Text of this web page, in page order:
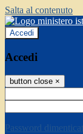
Salta al contenuto
Accedi
Accedi
button close ×
Password